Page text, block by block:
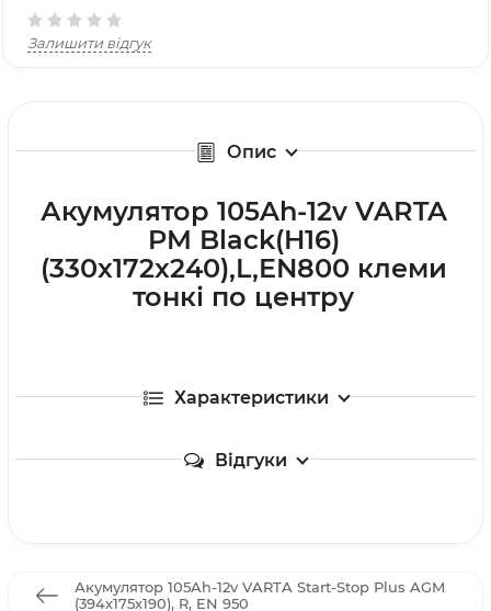
Залишити відгук
Опис
Акумулятор 105Ah-12v VARTA
PM Black(H16)
(330x172x240),L,EN800 клеми
тонкі по центру
Характеристики
Відгуки
Акумулятор 105Ah-12v VARTA Start-Stop Plus AGM
(394х175х190), R, EN 950